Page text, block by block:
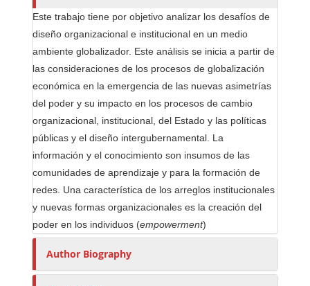
r
s
Este trabajo tiene por objetivo analizar los desafíos de
diseño organizacional e institucional en un medio
ambiente globalizador. Este análisis se inicia a partir de
las consideraciones de los procesos de globalización
económica en la emergencia de las nuevas asimetrías
del poder y su impacto en los procesos de cambio
organizacional, institucional, del Estado y las políticas
públicas y el diseño intergubernamental. La
información y el conocimiento son insumos de las
comunidades de aprendizaje y para la formación de
redes. Una característica de los arreglos institucionales
y nuevas formas organizacionales es la creación del
poder en los individuos (empowerment)
Author Biography